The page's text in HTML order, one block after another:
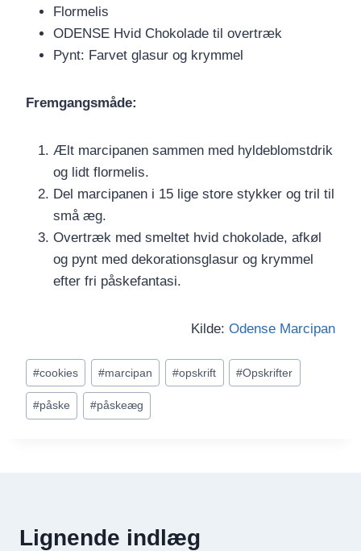
Flormelis
ODENSE Hvid Chokolade til overtræk
Pynt: Farvet glasur og krymmel
Fremgangsmåde:
Ælt marcipanen sammen med hyldeblomstdrik
og lidt flormelis.
Del marcipanen i 15 lige store stykker og tril til
små æg.
Overtræk med smeltet hvid chokolade, afkøl
og pynt med dekorationsglasur og krymmel
efter fri påskefantasi.
Kilde: Odense Marcipan
Indlæg-
tags:
#cookies #marcipan #opskrift #Opskrifter
#påske #påskeæg
Lignende indlæg